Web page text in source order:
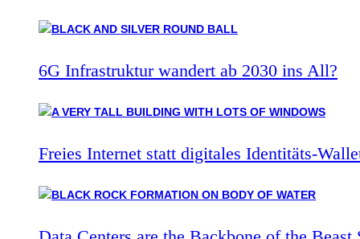
6G Infrastruktur wandert ab 2030 ins All?
Freies Internet statt digitales Identitäts-